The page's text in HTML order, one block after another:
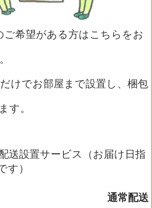
ご希望がある方はこちらをお
けでお部屋まで設置し、梱包
す。
送設置サービス（お届け日指
す）
通常配送